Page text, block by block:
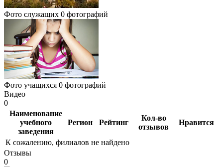
Фото служащих 0 фотографий
Фото учащихся 0 фотографий
Видео
0
Наименование
учебного
заведения
Регион Рейтинг
Кол-во
отзывов
Нравится
К сожалению, филиалов не найдено
Отзывы
0